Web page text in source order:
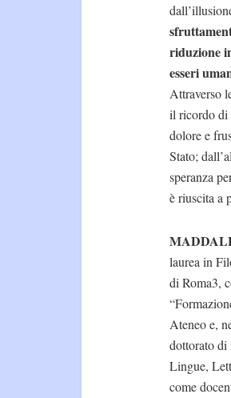
riduzione
esseri
Attraverso
il ricordo di
dolore e
Stato;
speranza
è riuscita a
laurea in
di Roma3,
Ateneo e,
dottorato di
Lingue,
come